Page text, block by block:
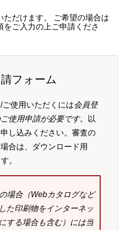
だけます。 ご希望の場合は
ご入力の上ご申請くださ
フォーム
使用いただくには会員登
使用申請が必要です。以
し込みください。審査の
合は、ダウンロード用
。
場合（Webカタログなど
た印刷物をインターネッ
する場合も含む）には当